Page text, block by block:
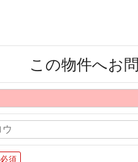
この物件へお
必須